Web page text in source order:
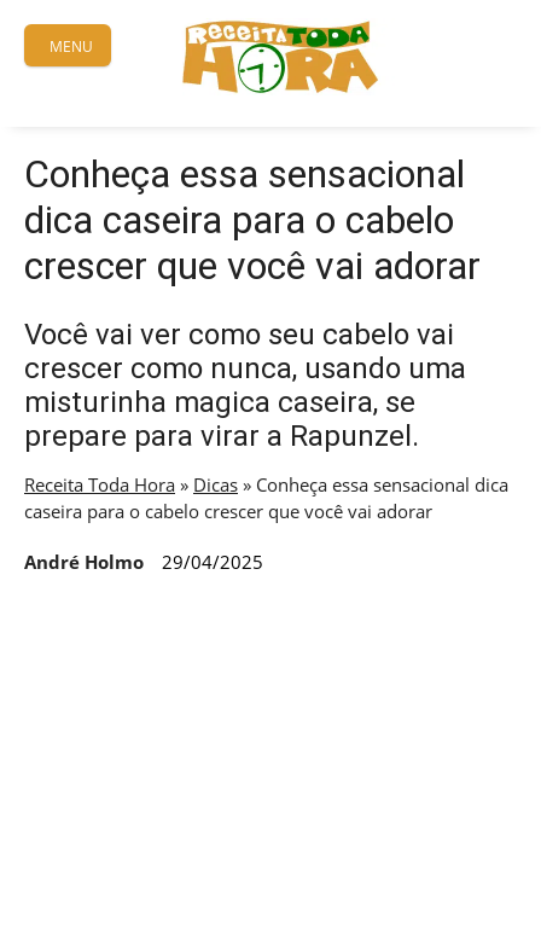
content
MENU
Conheça essa sensacional
dica caseira para o cabelo
crescer que você vai adorar
Você vai ver como seu cabelo vai
crescer como nunca, usando uma
misturinha magica caseira, se
prepare para virar a Rapunzel.
Receita Toda Hora » Dicas » Conheça essa sensacional dica
caseira para o cabelo crescer que você vai adorar
André Holmo 29/04/2025